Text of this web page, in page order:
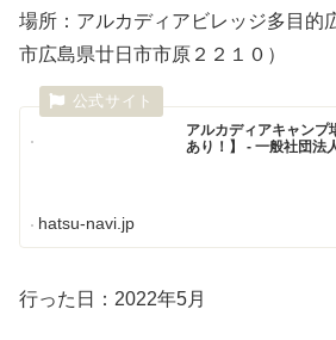
場所：アルカディアビレッジ多目
市広島県廿日市市原２２１０）
アルカディアキャンプ
あり！】 - 一般社団法
hatsu-navi.jp
行った日：2022年5月